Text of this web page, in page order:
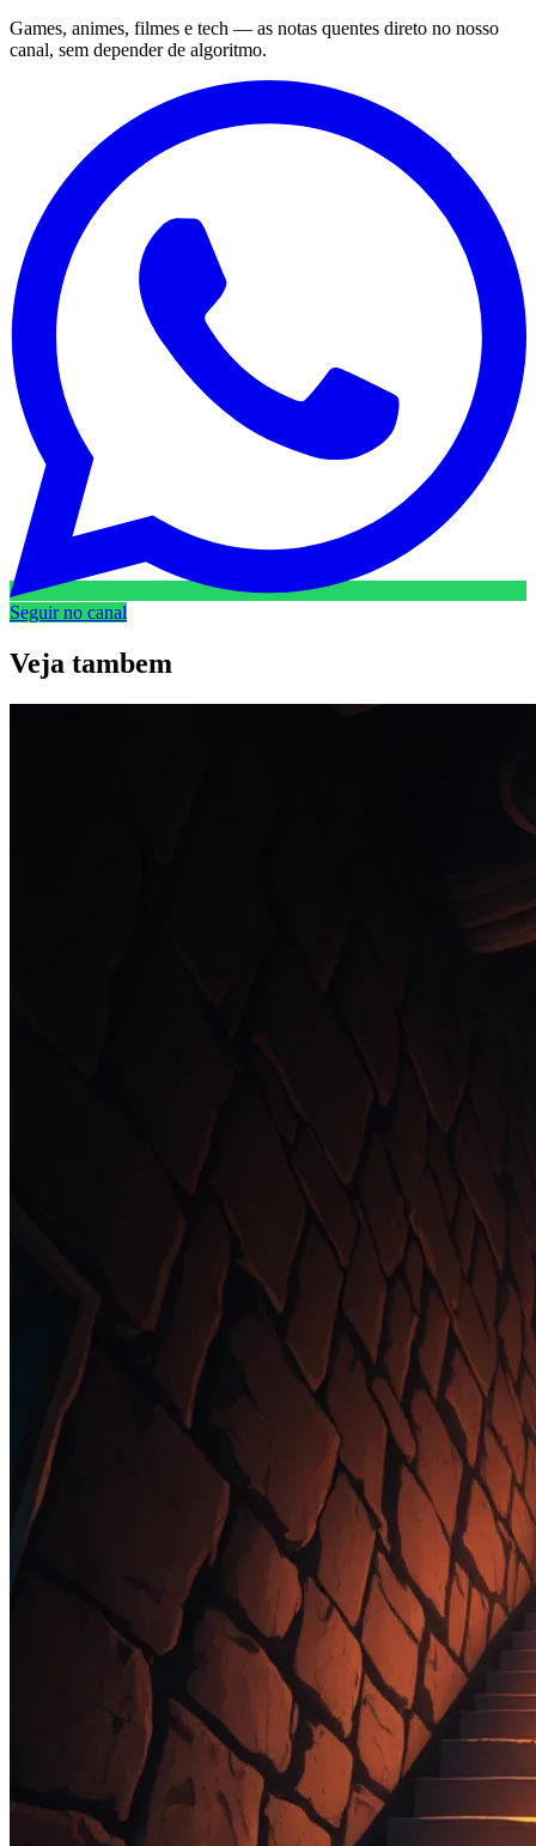
Games, animes, filmes e tech — as notas quentes direto no nosso
canal, sem depender de algoritmo.
Seguir no canal
Veja tambem